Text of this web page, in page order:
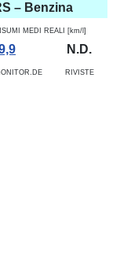
– Benzina
MEDI REALI [km/l]
N.D.
RIVISTE